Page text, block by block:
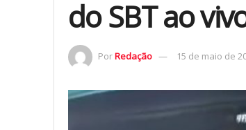
do SBT ao
PorRedação 15 de maio de